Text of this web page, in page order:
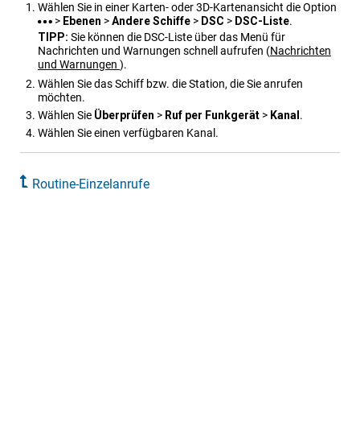
Wählen Sie in einer Karten- oder 3D-Kartenansicht die Option
> Ebenen >Andere Schiffe > DSC > DSC-Liste.
TIPP: Sie können die DSC-Liste über das Menü für
Nachrichten und Warnungen schnell aufrufen (Nachrichten
und Warnungen ).
Wählen Sie das Schiff bzw. die Station, die Sie anrufen
möchten.
Wählen Sie Überprüfen > Ruf per Funkgerät > Kanal .
Wählen Sie einen verfügbaren Kanal.
Routine-Einzelanrufe